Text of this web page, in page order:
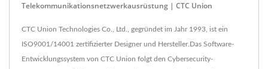
Telekommunikationsnetzwerkausrüstung | CTC Union
CTC Union Technologies Co., Ltd., gegründet im Jahr 1993, ist ein
ISO9001/14001 zertifizierter Designer und Hersteller.Das Software-
Entwicklungssystem von CTC Union folgt den Cybersecurity-